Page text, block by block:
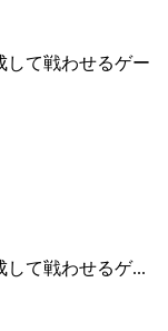
して戦わせるゲー
して戦わせるゲ...